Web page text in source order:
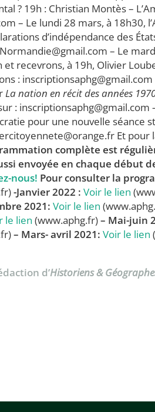
? 19h : Christian Montès –
– Le lundi 28 mars, à 18h30,
d’indépendance des
– Le
et recevrons, à 19h, Olivier
:
La nation en récit des années
:
pour une nouvelle séance
Et pour
complète est
envoyée en chaque début
nous! Pour consulter la
-Janvier 2022 : Voir le lien
2021: Voir le lien
le lien (www.aphg.fr)– Mai-juin
– Mars- avril 2021: Voir le lien
d’Historiens &